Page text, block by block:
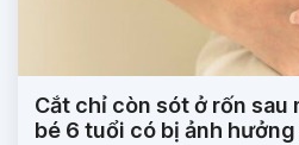
Cắt chỉ còn sót ở rốn sau
bé 6 tuổi có bị ảnh